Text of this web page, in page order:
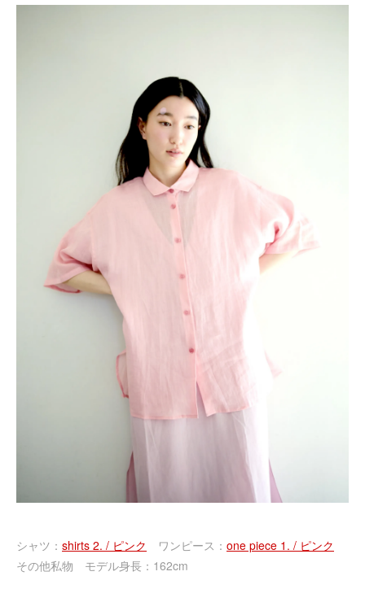
シャツ： shirts 2. / ピンク ワンピース： one piece 1. / ピンク
その他私物 モデル身長：162cm